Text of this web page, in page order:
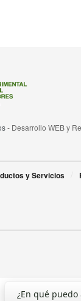
- Desarrollo WEB y
y Servicios
¿En qué puedo